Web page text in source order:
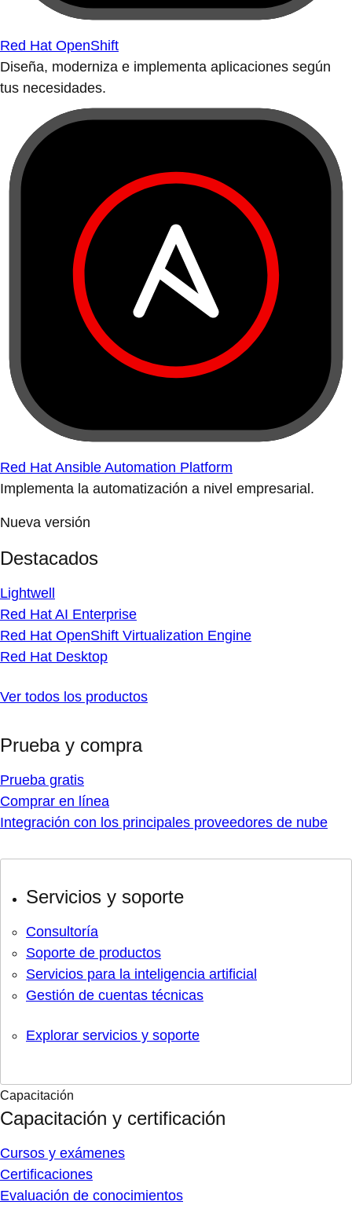
Red Hat OpenShift
Diseña, moderniza e implementa aplicaciones según
tus necesidades.
Red Hat Ansible Automation Platform
Implementa la automatización a nivel empresarial.
Nueva versión
Destacados
Lightwell
Red Hat AI Enterprise
Red Hat OpenShift Virtualization Engine
Red Hat Desktop
Ver todos los productos
Prueba y compra
Prueba gratis
Comprar en línea
Integración con los principales proveedores de nube
Servicios y soporte
Consultoría
Soporte de productos
Servicios para la inteligencia artificial
Gestión de cuentas técnicas
Explorar servicios y soporte
Capacitación
Capacitación y certificación
Cursos y exámenes
Certificaciones
Evaluación de conocimientos